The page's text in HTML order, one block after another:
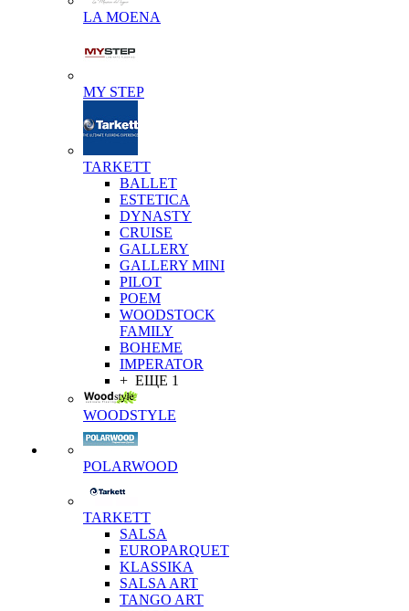
LA MOENA
MY STEP
TARKETT
BALLET
ESTETICA
DYNASTY
CRUISE
GALLERY
GALLERY MINI
PILOT
POEM
WOODSTOCK
FAMILY
BOHEME
IMPERATOR
+ ЕЩЕ 1
WOODSTYLE
POLARWOOD
TARKETT
SALSA
EUROPARQUET
KLASSIKA
SALSA ART
TANGO ART